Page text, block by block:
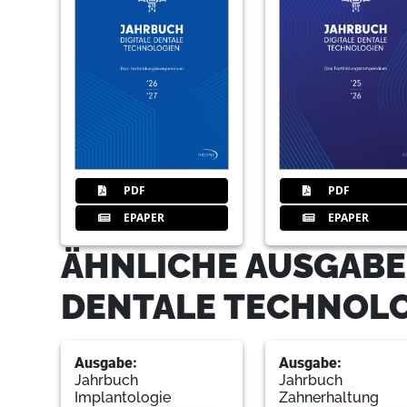
PDF
EPAPER
PDF
EPAPER
ÄHNLICHE
DENTALE
Ausgabe:
Jahrbuch
Implantologie
Ausgabe:
Jahrbuch
Zahnerhaltung